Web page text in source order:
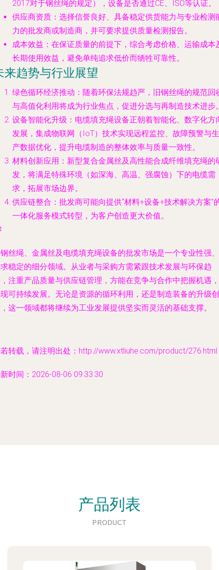
2017对于钢丝绳的规定），设备是否通过CE、ISO等认证。
供应商资质 ：选择信誉良好、具备稳定供货能力与专业检测
力的批发商或制造商，并可要求提供质量检测报告。
成本效益 ：在保证质量的前提下，综合考虑价格、运输成本
长期使用效益，避免单纯追求低价而牺牲可靠性。
来趋势与行业展望
绿色循环经济推动 ：随着环保法规趋严，旧钢丝绳的规范回
与高值化利用将成为行业焦点，促进分选与再制造技术进步
设备智能化升级 ：电缆填充绳设备正朝着智能化、数字化方
发展，集成物联网（IoT）技术实现远程监控、故障预警与生
产数据优化，提升电缆制造的整体效率与质量一致性。
材料创新应用 ：新型复合金属丝及高性能合成纤维填充绳的
发，将满足特殊环境（如深海、高温、强腐蚀）下的电缆需
求，拓展市场边界。
供应链整合 ：批发商可能向提供“材料+设备+技术解决方案”
一体化服务模式转型，为客户创造更大价值。
丝绳、金属丝及电缆填充绳设备的批发市场是一个专业性强、
稳定的细分领域。从业者与采购方需紧跟技术发展与环保趋
注重产品质量与供应链管理，方能在竞争与合作中把握机遇，
可持续发展。无论是资源的循环利用，还是制造装备的升级创
这一领域都将继续为工业发展提供坚实而灵活的基础支撑。
转载，请注明出处：http://www.xtliuhe.com/product/276.html
时间：2026-08-06 09:33:30
产品列表
PRODUCT